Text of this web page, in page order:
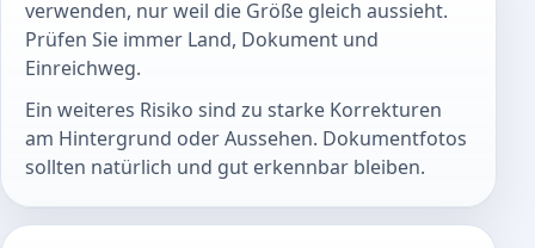
verwenden, nur weil die Größe gleich aussieht.
Prüfen Sie immer Land, Dokument und
Einreichweg.
Ein weiteres Risiko sind zu starke Korrekturen
am Hintergrund oder Aussehen. Dokumentfotos
sollten natürlich und gut erkennbar bleiben.